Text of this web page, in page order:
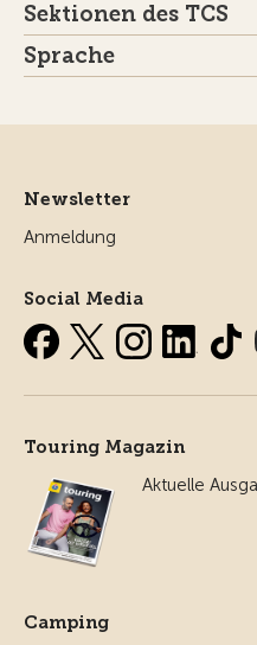
Sektionen des TCS
Sprache
Newsletter
Anmeldung
Social Media
Touring Magazin
Aktuelle
Camping